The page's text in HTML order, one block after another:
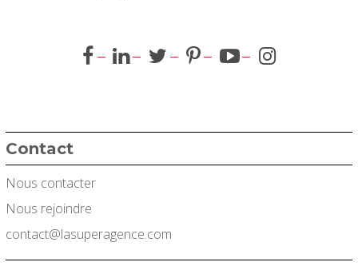
Contact
Nous contacter
Nous rejoindre
contact@lasuperagence.com